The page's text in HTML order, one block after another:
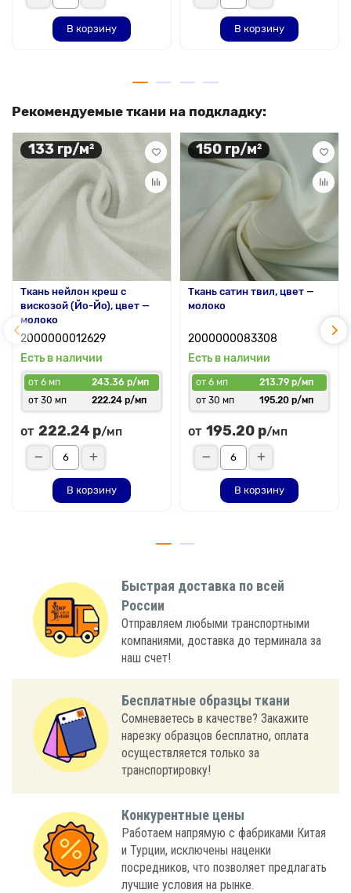
В корзину В корзину
Рекомендуемые ткани на подкладку:
133 гр/м²
Ткань нейлон креш с
вискозой (Йо-Йо), цвет —
молоко
2000000012629
Есть в наличии
от 6 мп
243.36 р/мп
от 30 мп
222.24 р/мп
от 222.24 р/мп
В корзину
150 гр/м²
Ткань сатин твил, цвет —
молоко
2000000083308
Есть в наличии
от 6 мп
213.79 р/мп
от 30 мп
195.20 р/мп
от 195.20 р/мп
В корзину
Быстрая доставка по всей
России
Отправляем любыми транспортными
компаниями, доставка до терминала за
наш счет!
Бесплатные образцы ткани
Сомневаетесь в качестве? Закажите
нарезку образцов бесплатно, оплата
осуществляется только за
транспортировку!
Конкурентные цены
Работаем напрямую с фабриками Китая
и Турции, исключены наценки
посредников, что позволяет предлагать
лучшие условия на рынке.